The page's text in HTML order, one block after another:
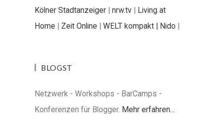
Kölner Stadtanzeiger | nrw.tv | Living at
Home | Zeit Online | WELT kompakt | Nido |
BLOGST
Netzwerk - Workshops - BarCamps -
Konferenzen für Blogger. Mehr erfahren...